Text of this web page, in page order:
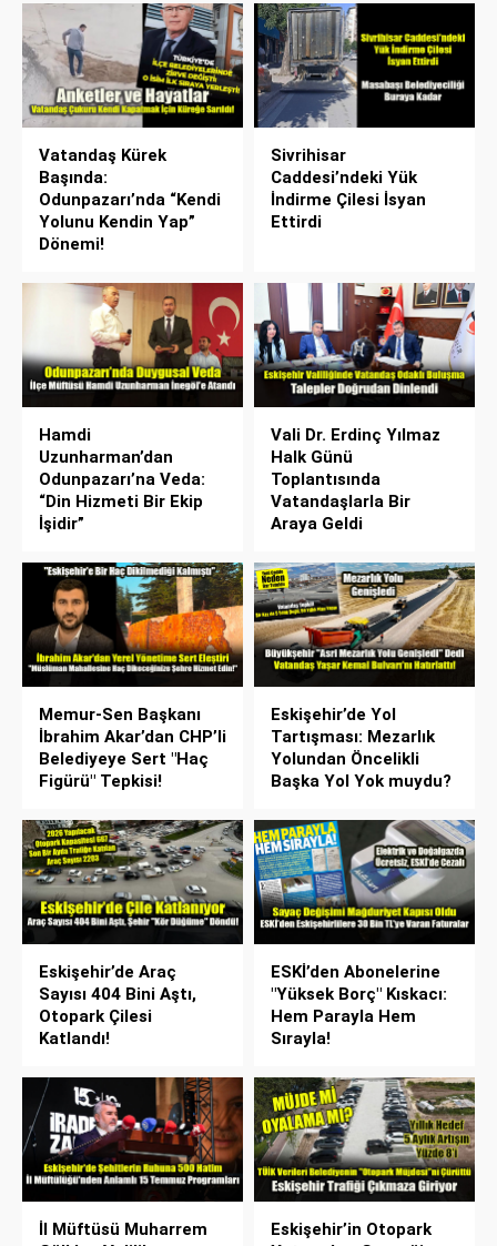
Vatandaş Kürek
Başında:
Odunpazarı’nda “Kendi
Yolunu Kendin Yap”
Dönemi!
Sivrihisar
Caddesi’ndeki Yük
İndirme Çilesi İsyan
Ettirdi
Hamdi
Uzunharman’dan
Odunpazarı’na Veda:
“Din Hizmeti Bir Ekip
İşidir”
Vali Dr. Erdinç Yılmaz
Halk Günü
Toplantısında
Vatandaşlarla Bir
Araya Geldi
Memur-Sen Başkanı
İbrahim Akar’dan CHP’li
Belediyeye Sert "Haç
Figürü" Tepkisi!
Eskişehir’de Yol
Tartışması: Mezarlık
Yolundan Öncelikli
Başka Yol Yok muydu?
Eskişehir’de Araç
Sayısı 404 Bini Aştı,
Otopark Çilesi
Katlandı!
ESKİ’den Abonelerine
"Yüksek Borç" Kıskacı:
Hem Parayla Hem
Sırayla!
İl Müftüsü Muharrem
Eskişehir’in Otopark